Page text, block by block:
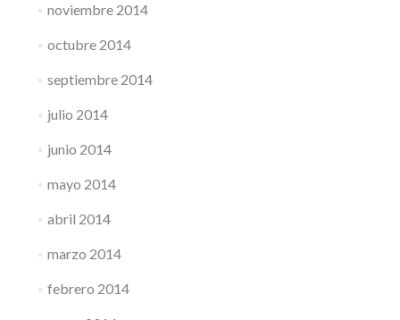
noviembre 2014
octubre 2014
septiembre 2014
julio 2014
junio 2014
mayo 2014
abril 2014
marzo 2014
febrero 2014